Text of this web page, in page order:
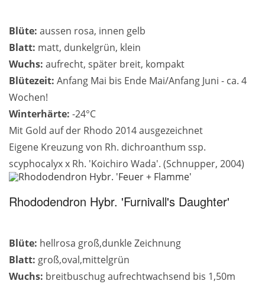
Blüte: aussen rosa, innen gelb
Blatt: matt, dunkelgrün, klein
Wuchs: aufrecht, später breit, kompakt
Blütezeit: Anfang Mai bis Ende Mai/Anfang Juni - ca. 4
Wochen!
Winterhärte: -24°C
Mit Gold auf der Rhodo 2014 ausgezeichnet
Eigene Kreuzung von Rh. dichroanthum ssp.
scyphocalyx x Rh. 'Koichiro Wada'. (Schnupper, 2004)
Rhododendron Hybr. 'Furnivall's Daughter'
Blüte: hellrosa groß,dunkle Zeichnung
Blatt: groß,oval,mittelgrün
Wuchs: breitbuschug aufrechtwachsend bis 1,50m